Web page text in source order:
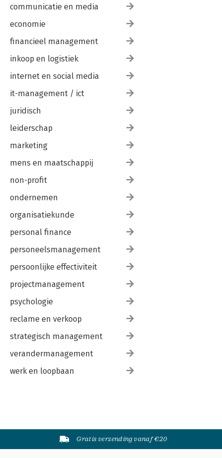
communicatie en media
economie
financieel management
inkoop en logistiek
internet en social media
it-management / ict
juridisch
leiderschap
marketing
mens en maatschappij
non-profit
ondernemen
organisatiekunde
personal finance
personeelsmanagement
persoonlijke effectiviteit
projectmanagement
psychologie
reclame en verkoop
strategisch management
verandermanagement
werk en loopbaan
Gratis verzending vanaf €20